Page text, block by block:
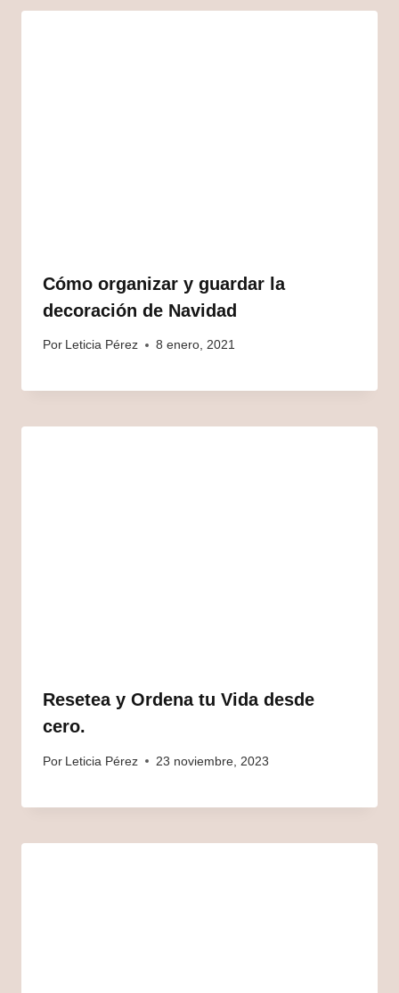
Cómo organizar y guardar la
decoración de Navidad
Por Leticia Pérez 8 enero, 2021
Resetea y Ordena tu Vida desde
cero.
Por Leticia Pérez 23 noviembre, 2023